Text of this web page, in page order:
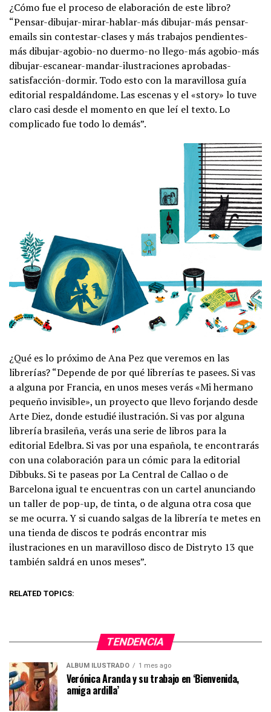
¿Cómo fue el proceso de elaboración de este libro?
“Pensar-dibujar-mirar-hablar-más dibujar-más pensar-
emails sin contestar-clases y más trabajos pendientes-
más dibujar-agobio-no duermo-no llego-más agobio-más
dibujar-escanear-mandar-ilustraciones aprobadas-
satisfacción-dormir. Todo esto con la maravillosa guía
editorial respaldándome. Las escenas y el «story» lo tuve
claro casi desde el momento en que leí el texto. Lo
complicado fue todo lo demás”.
¿Qué es lo próximo de Ana Pez que veremos en las
librerías? “Depende de por qué librerías te pasees. Si vas
a alguna por Francia, en unos meses verás «Mi hermano
pequeño invisible», un proyecto que llevo forjando desde
Arte Diez, donde estudié ilustración. Si vas por alguna
librería brasileña, verás una serie de libros para la
editorial Edelbra. Si vas por una española, te encontrarás
con una colaboración para un cómic para la editorial
Dibbuks. Si te paseas por La Central de Callao o de
Barcelona igual te encuentras con un cartel anunciando
un taller de pop-up, de tinta, o de alguna otra cosa que
se me ocurra. Y si cuando salgas de la librería te metes en
una tienda de discos te podrás encontrar mis
ilustraciones en un maravilloso disco de Distryto 13 que
también saldrá en unos meses”.
RELATED TOPICS:
TENDENCIA
ÁLBUM ILUSTRADO 1 mes ago
Verónica Aranda y su trabajo en ‘Bienvenida,
amiga ardilla’